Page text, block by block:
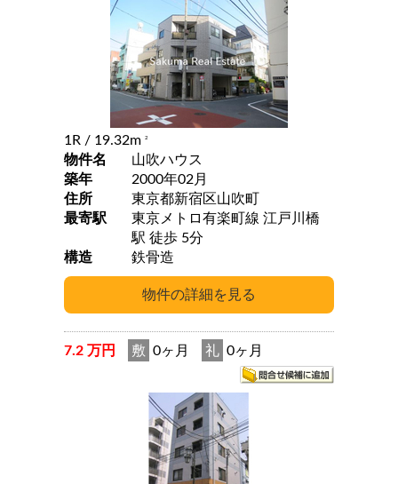
1R / 19.32m 2
物件名
山吹ハウス
築年
2000年02月
住所
東京都新宿区山吹町
最寄駅
東京メトロ有楽町線 江戸川橋
駅 徒歩 5分
構造
鉄骨造
7.2 万円 敷 0ヶ月 礼 0ヶ月